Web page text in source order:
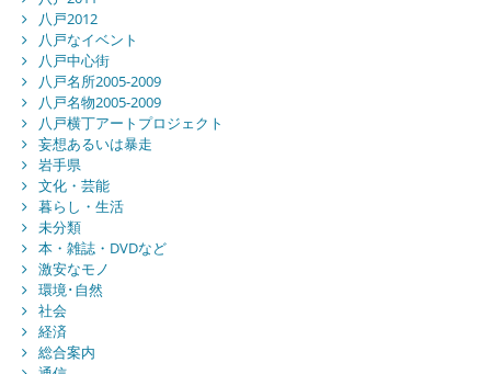
八戸2012
八戸なイベント
八戸中心街
八戸名所2005-2009
八戸名物2005-2009
八戸横丁アートプロジェクト
妄想あるいは暴走
岩手県
文化・芸能
暮らし・生活
未分類
本・雑誌・DVDなど
激安なモノ
環境･自然
社会
経済
総合案内